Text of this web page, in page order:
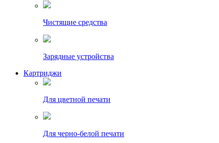
Чистящие средства
Зарядные устройства
Картриджи
Для цветной печати
Для черно-белой печати